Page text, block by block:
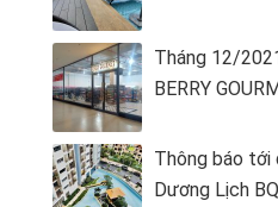
Tháng 12/
BERRY
Thông báo
Dương Lịch